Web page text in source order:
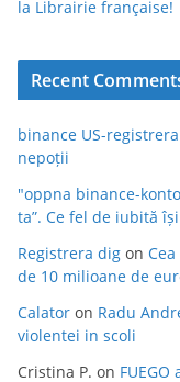
la Librairie française!
Recent
binance US-registrera
nepoții
"oppna binance-konto
ta”. Ce fel de iubită
Registrera dig on
de 10 milioane de
Calator on Radu
violentei in scoli
Cristina P. on